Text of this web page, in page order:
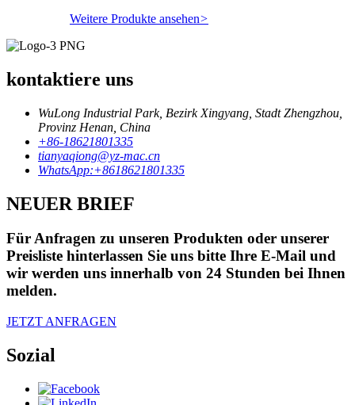
Weitere Produkte ansehen>
kontaktiere uns
WuLong Industrial Park, Bezirk Xingyang, Stadt Zhengzhou,
Provinz Henan, China
+86-18621801335
tianyaqiong@yz-mac.cn
WhatsApp:+8618621801335
NEUER BRIEF
Für Anfragen zu unseren Produkten oder unserer
Preisliste hinterlassen Sie uns bitte Ihre E-Mail und
wir werden uns innerhalb von 24 Stunden bei Ihnen
melden.
JETZT ANFRAGEN
Sozial